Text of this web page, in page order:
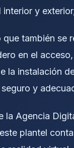
y
también se
en el
la instalación
y
la Agencia
plantel